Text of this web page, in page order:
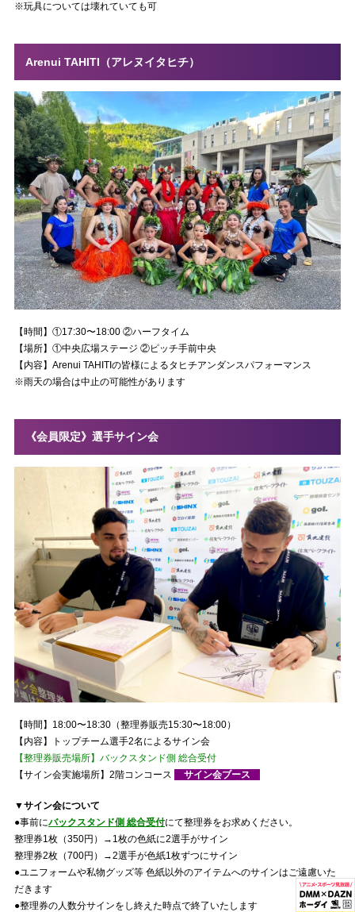
※玩具については壊れていても可
Arenui TAHITI（アレヌイタヒチ）
【時間】①17:30〜18:00 ②ハーフタイム
【場所】①中央広場ステージ ②ピッチ手前中央
【内容】Arenui TAHITIの皆様によるタヒチアンダンスパフォーマンス
※雨天の場合は中止の可能性があります
《会員限定》選手サイン会
【時間】18:00〜18:30（整理券販売15:30〜18:00）
【内容】トップチーム選手2名によるサイン会
【整理券販売場所】バックスタンド側 総合受付
【サイン会実施場所】2階コンコース
サイン会ブース
▼サイン会について
●事前にバックスタンド側 総合受付にて整理券をお求めください。
整理券1枚（350円）→1枚の色紙に2選手がサイン
整理券2枚（700円）→2選手が色紙1枚ずつにサイン
●ユニフォームや私物グッズ等 色紙以外のアイテムへのサインはご遠慮いた
だきます
●整理券の人数分サインをし終えた時点で終了いたします